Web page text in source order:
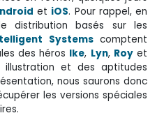
et iOS. Pour rappel, en
distribution basés sur les
Systemscomptent
des héros Ike, Lyn, Royet
et des aptitudes
nous saurons donc
les versions spéciales